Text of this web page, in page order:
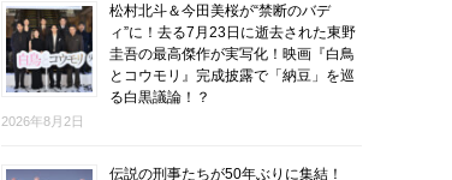
松村北斗＆今田美桜が“禁断のバデ
ィ”に！去る7月23日に逝去された東野
圭吾の最高傑作が実写化！映画『白鳥
とコウモリ』完成披露で「納豆」を巡
る白黒議論！？
2026年8月2日
伝説の刑事たちが50年ぶりに集結！